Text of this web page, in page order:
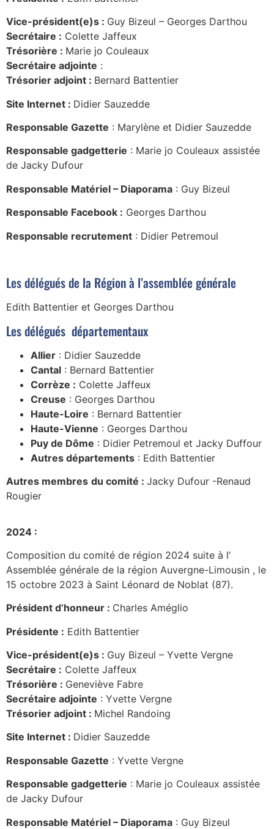
Vice-président(e)s : Guy Bizeul – Georges Darthou
Secrétaire : Colette Jaffeux
Trésorière : Marie jo Couleaux
Secrétaire adjointe :
Trésorier adjoint : Bernard Battentier
Site Internet : Didier Sauzedde
Responsable Gazette : Marylène et Didier Sauzedde
Responsable gadgetterie : Marie jo Couleaux assistée
de Jacky Dufour
Responsable Matériel – Diaporama : Guy Bizeul
Responsable Facebook : Georges Darthou
Responsable recrutement : Didier Petremoul
Les délégués de la Région à l’assemblée générale
Edith Battentier et Georges Darthou
Les délégués départementaux
Allier : Didier Sauzedde
Cantal : Bernard Battentier
Corrèze : Colette Jaffeux
Creuse : Georges Darthou
Haute-Loire : Bernard Battentier
Haute-Vienne : Georges Darthou
Puy de Dôme : Didier Petremoul et Jacky Duffour
Autres départements : Edith Battentier
Autres membres du comité : Jacky Dufour -Renaud
Rougier
2024 :
Composition du comité de région 2024 suite à l’
Assemblée générale de la région Auvergne-Limousin , le
15 octobre 2023 à Saint Léonard de Noblat (87).
Président d’honneur : Charles Améglio
Présidente : Edith Battentier
Vice-président(e)s : Guy Bizeul – Yvette Vergne
Secrétaire : Colette Jaffeux
Trésorière : Geneviève Fabre
Secrétaire adjointe : Yvette Vergne
Trésorier adjoint : Michel Randoing
Site Internet : Didier Sauzedde
Responsable Gazette : Yvette Vergne
Responsable gadgetterie : Marie jo Couleaux assistée
de Jacky Dufour
Responsable Matériel – Diaporama : Guy Bizeul